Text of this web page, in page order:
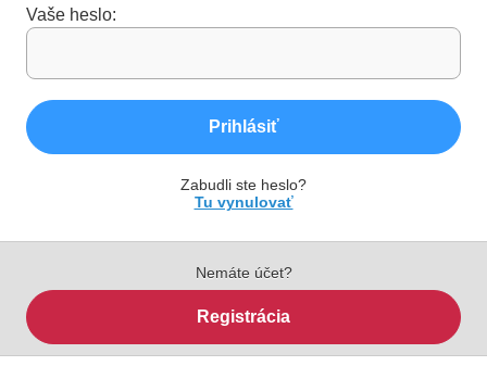
Vaše heslo:
Prihlásiť
Zabudli ste heslo?
Tu vynulovať
Nemáte účet?
Registrácia